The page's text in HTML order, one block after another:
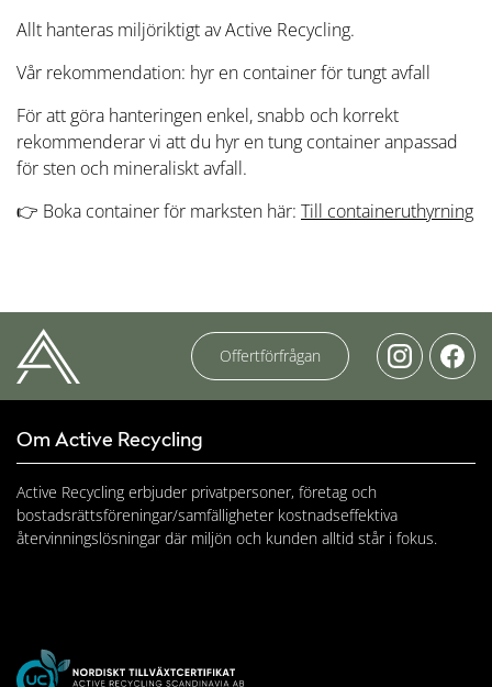
Allt hanteras miljöriktigt av Active Recycling.
Vår rekommendation: hyr en container för tungt avfall
För att göra hanteringen enkel, snabb och korrekt
rekommenderar vi att du hyr en tung container anpassad
för sten och mineraliskt avfall.
👉 Boka container för marksten här: Till containeruthyrning
Offertförfrågan
Om Active Recycling
Active Recycling erbjuder privatpersoner, företag och
bostadsrättsföreningar/samfälligheter kostnadseffektiva
återvinningslösningar där miljön och kunden alltid står i fokus.